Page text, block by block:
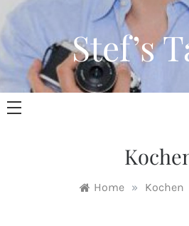
Skip
content
Stef’s
Home » Kochen